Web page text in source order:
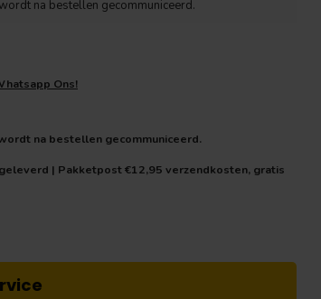
na bestellen gecommuniceerd.
Ons!
na bestellen gecommuniceerd.
| Pakketpost €12,95 verzendkosten, gratis